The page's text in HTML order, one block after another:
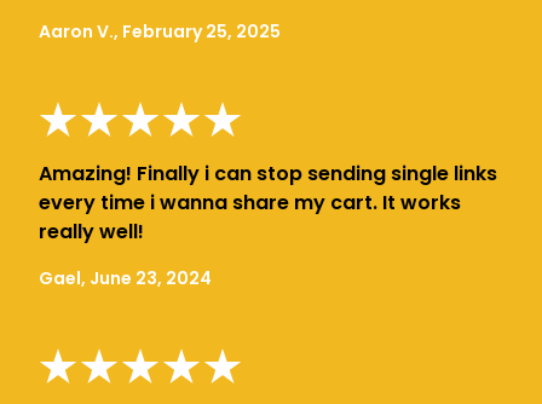
Aaron V., February 25, 2025
Amazing! Finally i can stop sending single links
every time i wanna share my cart. It works
really well!
Gael, June 23, 2024